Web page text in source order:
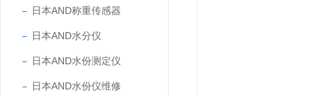
日本AND称重传感器
日本AND水分仪
日本AND水份测定仪
日本AND水份仪维修